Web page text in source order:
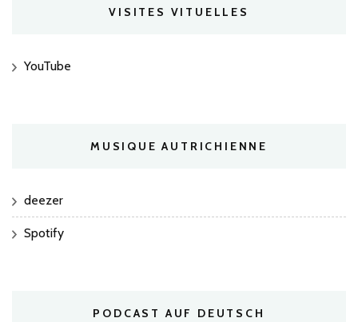
VISITES VITUELLES
YouTube
MUSIQUE AUTRICHIENNE
deezer
Spotify
PODCAST AUF DEUTSCH